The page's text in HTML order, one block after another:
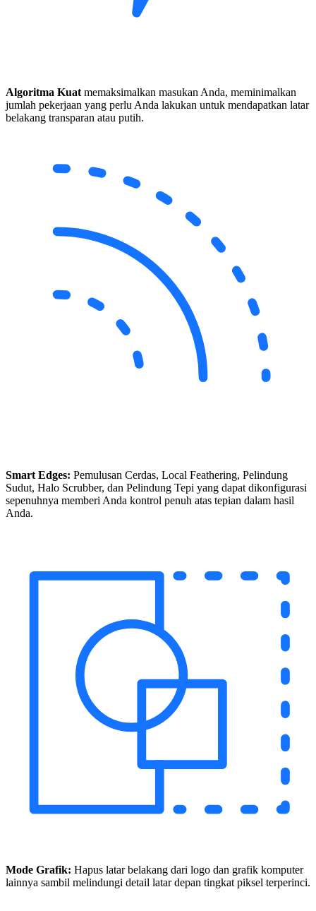
Algoritma Kuat memaksimalkan masukan Anda, meminimalkan
jumlah pekerjaan yang perlu Anda lakukan untuk mendapatkan latar
belakang transparan atau putih.
Smart Edges: Pemulusan Cerdas, Local Feathering, Pelindung
Sudut, Halo Scrubber, dan Pelindung Tepi yang dapat dikonfigurasi
sepenuhnya memberi Anda kontrol penuh atas tepian dalam hasil
Anda.
Mode Grafik: Hapus latar belakang dari logo dan grafik komputer
lainnya sambil melindungi detail latar depan tingkat piksel terperinci.